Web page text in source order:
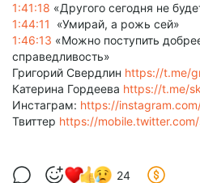
1:41:18 «Другого сегодня не
1:44:11
«Умирай, а рожь сей»
1:46:13 «Можно поступить
справедливость»
Григорий Свердлин https://t.me/
Катерина Гордеева https://t.me/
Инстаграм: https://
Твиттер https://
24